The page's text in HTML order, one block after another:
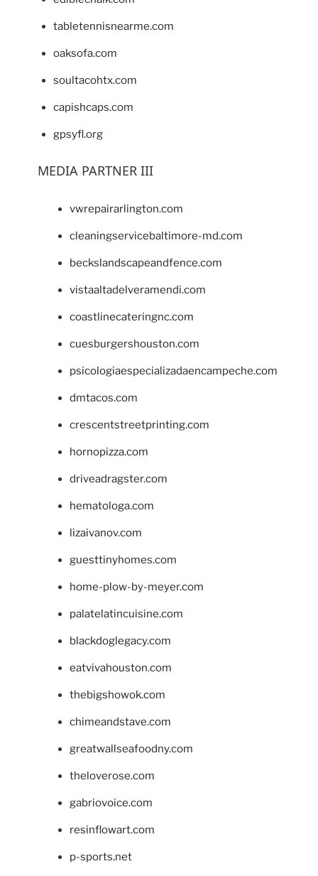
tabletennisnearme.com
oaksofa.com
soultacohtx.com
capishcaps.com
gpsyfl.org
MEDIA PARTNER III
vwrepairarlington.com
cleaningservicebaltimore-md.com
beckslandscapeandfence.com
vistaaltadelveramendi.com
coastlinecateringnc.com
cuesburgershouston.com
psicologiaespecializadaencampeche.com
dmtacos.com
crescentstreetprinting.com
hornopizza.com
driveadragster.com
hematologa.com
lizaivanov.com
guesttinyhomes.com
home-plow-by-meyer.com
palatelatincuisine.com
blackdoglegacy.com
eatvivahouston.com
thebigshowok.com
chimeandstave.com
greatwallseafoodny.com
theloverose.com
gabriovoice.com
resinflowart.com
p-sports.net